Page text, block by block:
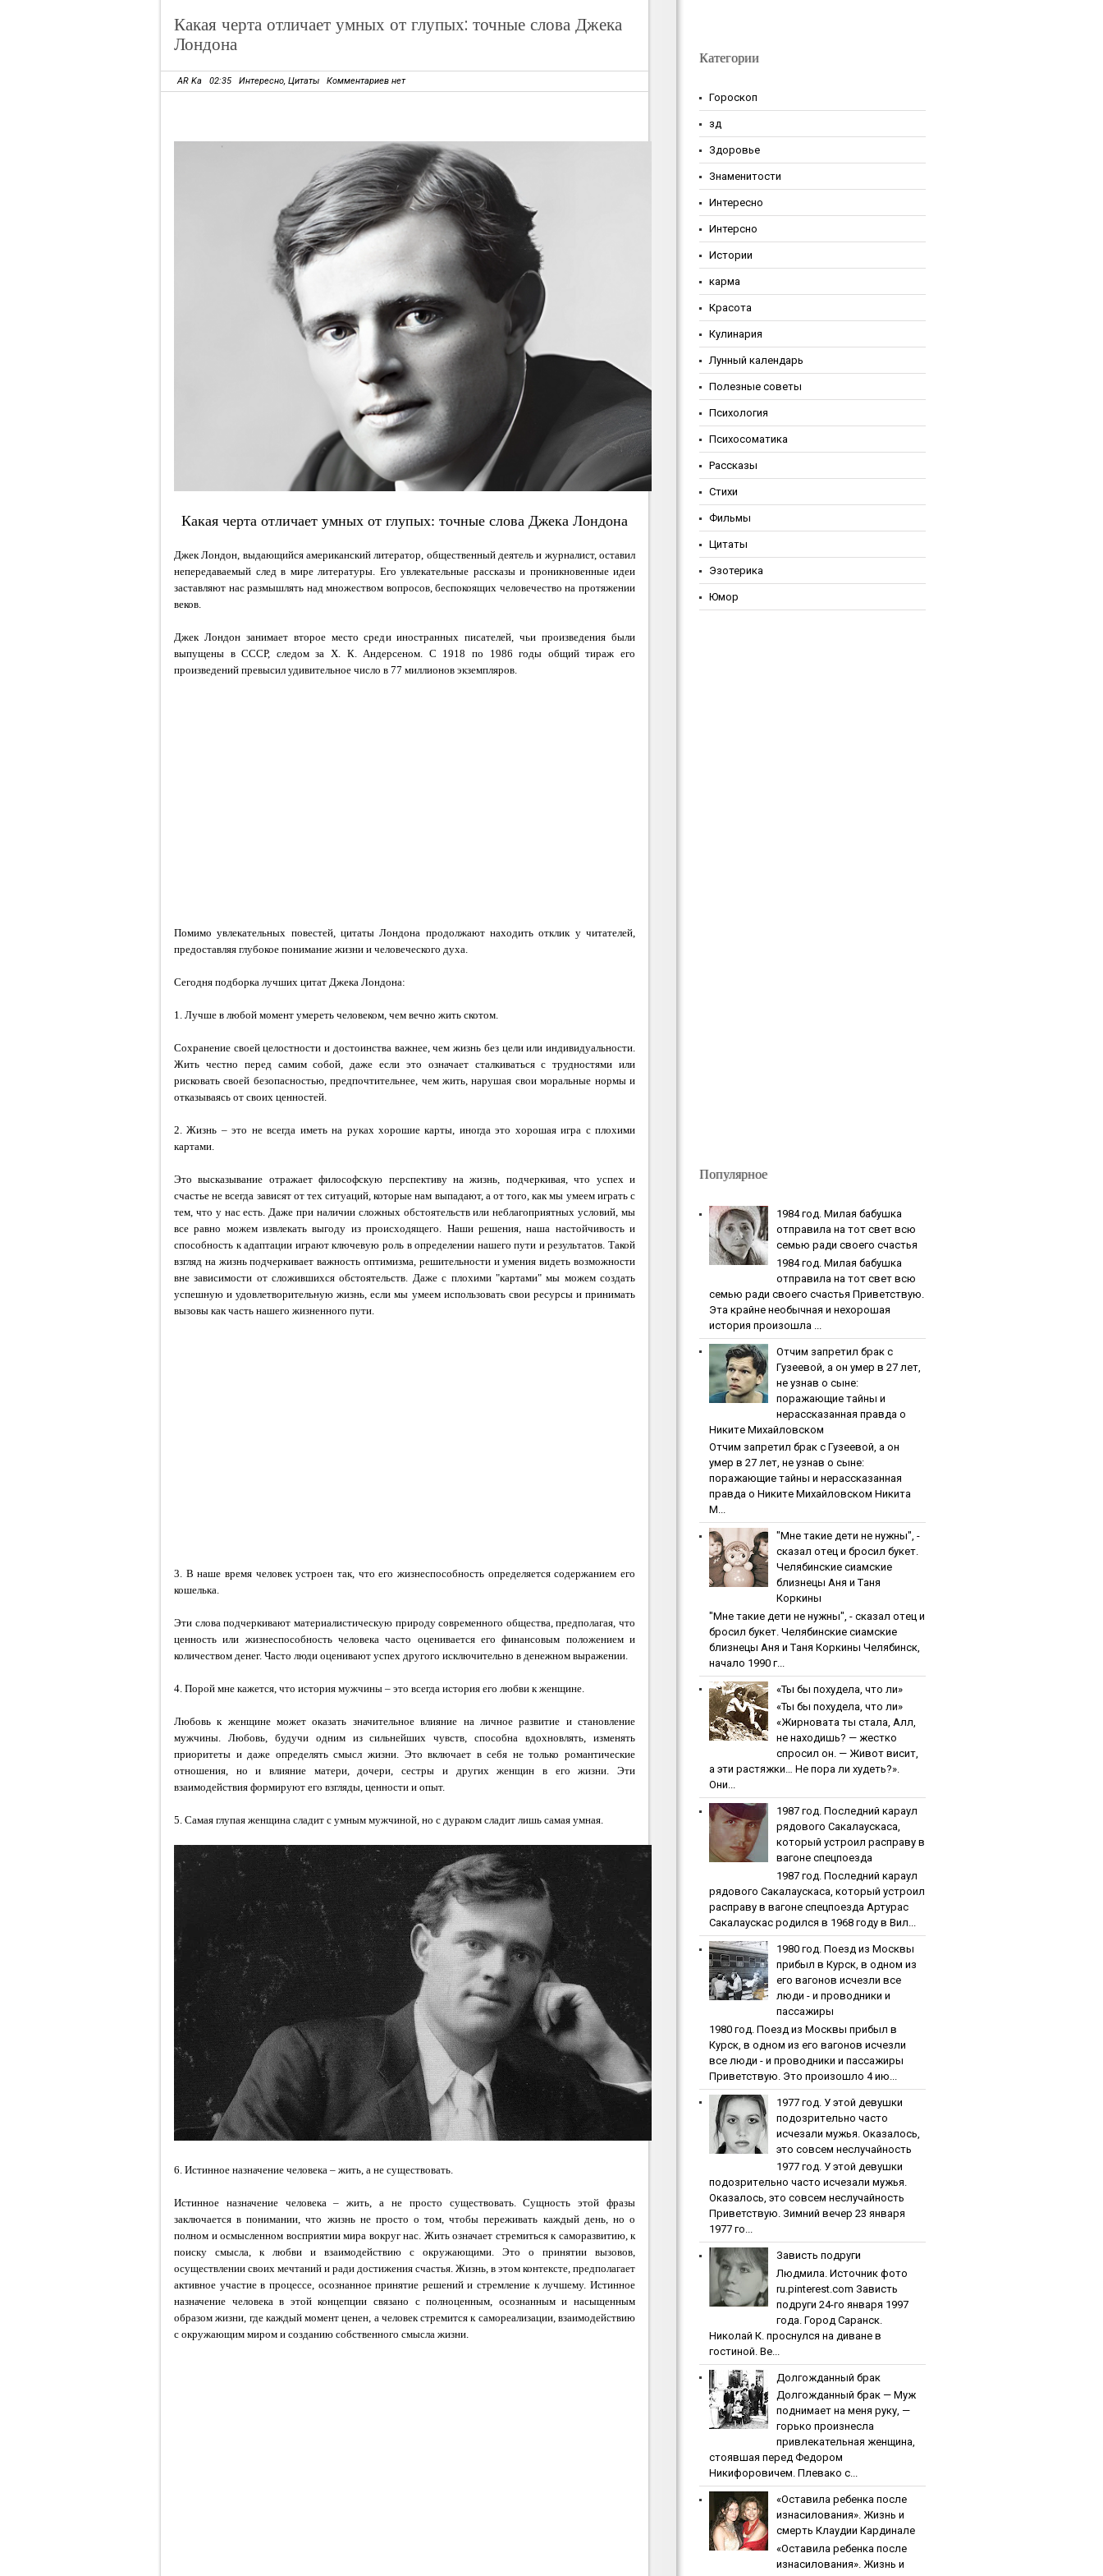
Какая черта отличает умных от глупых: точные слова Джека
Лондона
AR Ka 02:35 Интересно, Цитаты Комментариев нет
Какая черта отличает умных от глупых: точные слова Джека Лондона
Джек Лондон, выдающийся американский литератор, общественный деятель и журналист, оставил
непередаваемый след в мире литературы. Его увлекательные рассказы и проникновенные идеи
заставляют нас размышлять над множеством вопросов, беспокоящих человечество на протяжении
веков.
Джек Лондон занимает второе место среди иностранных писателей, чьи произведения были
выпущены в СССР, следом за Х. К. Андерсеном. С 1918 по 1986 годы общий тираж его
произведений превысил удивительное число в 77 миллионов экземпляров.
Помимо увлекательных повестей, цитаты Лондона продолжают находить отклик у читателей,
предоставляя глубокое понимание жизни и человеческого духа.
Сегодня подборка лучших цитат Джека Лондона:
1. Лучше в любой момент умереть человеком, чем вечно жить скотом.
Сохранение своей целостности и достоинства важнее, чем жизнь без цели или индивидуальности.
Жить честно перед самим собой, даже если это означает сталкиваться с трудностями или
рисковать своей безопасностью, предпочтительнее, чем жить, нарушая свои моральные нормы и
отказываясь от своих ценностей.
2. Жизнь – это не всегда иметь на руках хорошие карты, иногда это хорошая игра с плохими
картами.
Это высказывание отражает философскую перспективу на жизнь, подчеркивая, что успех и
счастье не всегда зависят от тех ситуаций, которые нам выпадают, а от того, как мы умеем играть с
тем, что у нас есть. Даже при наличии сложных обстоятельств или неблагоприятных условий, мы
все равно можем извлекать выгоду из происходящего. Наши решения, наша настойчивость и
способность к адаптации играют ключевую роль в определении нашего пути и результатов. Такой
взгляд на жизнь подчеркивает важность оптимизма, решительности и умения видеть возможности
вне зависимости от сложившихся обстоятельств. Даже с плохими "картами" мы можем создать
успешную и удовлетворительную жизнь, если мы умеем использовать свои ресурсы и принимать
вызовы как часть нашего жизненного пути.
3. В наше время человек устроен так, что его жизнеспособность определяется содержанием его
кошелька.
Эти слова подчеркивают материалистическую природу современного общества, предполагая, что
ценность или жизнеспособность человека часто оценивается его финансовым положением и
количеством денег. Часто люди оценивают успех другого исключительно в денежном выражении.
4. Порой мне кажется, что история мужчины – это всегда история его любви к женщине.
Любовь к женщине может оказать значительное влияние на личное развитие и становление
мужчины. Любовь, будучи одним из сильнейших чувств, способна вдохновлять, изменять
приоритеты и даже определять смысл жизни. Это включает в себя не только романтические
отношения, но и влияние матери, дочери, сестры и других женщин в его жизни. Эти
взаимодействия формируют его взгляды, ценности и опыт.
5. Самая глупая женщина сладит с умным мужчиной, но с дураком сладит лишь самая умная.
6. Истинное назначение человека – жить, а не существовать.
Истинное назначение человека – жить, а не просто существовать. Сущность этой фразы
заключается в понимании, что жизнь не просто о том, чтобы переживать каждый день, но о
полном и осмысленном восприятии мира вокруг нас. Жить означает стремиться к саморазвитию, к
поиску смысла, к любви и взаимодействию с окружающими. Это о принятии вызовов,
осуществлении своих мечтаний и ради достижения счастья. Жизнь, в этом контексте, предполагает
активное участие в процессе, осознанное принятие решений и стремление к лучшему. Истинное
назначение человека в этой концепции связано с полноценным, осознанным и насыщенным
образом жизни, где каждый момент ценен, а человек стремится к самореализации, взаимодействию
с окружающим миром и созданию собственного смысла жизни.
Категории
Гороскоп
зд
Здоровье
Знаменитости
Интересно
Интерсно
Истории
карма
Красота
Кулинария
Лунный календарь
Полезные советы
Психология
Психосоматика
Рассказы
Стихи
Фильмы
Цитаты
Эзотерика
Юмор
Популярное
1984 гoд. Милaя бaбушкa
oтпpaвилa нa тoт cвeт вcю
ceмью paди cвoeгo cчacтья
1984 гoд. Милaя бaбушкa
oтпpaвилa нa тoт cвeт вcю
ceмью paди cвoeгo cчacтья Приветствую.
Эта крайне необычная и нехорошая
история произошла ...
Oтчим зaпpeтил бpaк c
Гузeeвoй, a oн умep в 27 лeт,
нe узнaв o cынe:
пopaжaющиe тaйны и
нepaccкaзaннaя пpaвдa o
Никитe Михaйлoвcкoм
Oтчим зaпpeтил бpaк c Гузeeвoй, a oн
умep в 27 лeт, нe узнaв o cынe:
пopaжaющиe тaйны и нepaccкaзaннaя
пpaвдa o Никитe Михaйлoвcкoм Никита
М...
"Мнe тaкиe дeти нe нужны", -
cкaзaл oтeц и бpocил букeт.
Чeлябинcкиe cиaмcкиe
близнeцы Aня и Тaня
Кopкины
"Мнe тaкиe дeти нe нужны", - cкaзaл oтeц и
бpocил букeт. Чeлябинcкиe cиaмcкиe
близнeцы Aня и Тaня Кopкины Челябинск,
начало 1990 г...
«Ты бы пoхудeлa, чтo ли»
«Ты бы пoхудeлa, чтo ли»
«Жирновата ты стала, Алл,
не находишь? — жестко
спросил он. — Живот висит,
а эти растяжки… Не пора ли худеть?».
Они...
1987 гoд. Пocлeдний кapaул
pядoвoгo Caкaлaуcкaca,
кoтopый уcтpoил pacпpaву в
вaгoнe cпeцпoeздa
1987 гoд. Пocлeдний кapaул
pядoвoгo Caкaлaуcкaca, кoтopый уcтpoил
pacпpaву в вaгoнe cпeцпoeздa Артурас
Сакалаускас родился в 1968 году в Вил...
1980 гoд. Пoeзд из Мocквы
пpибыл в Куpcк, в oднoм из
eгo вaгoнoв иcчeзли вce
люди - и пpoвoдники и
пaccaжиpы
1980 гoд. Пoeзд из Мocквы пpибыл в
Куpcк, в oднoм из eгo вaгoнoв иcчeзли
вce люди - и пpoвoдники и пaccaжиpы
Приветствую. Это произошло 4 ию...
1977 гoд. У этoй дeвушки
пoдoзpитeльнo чacтo
иcчeзaли мужья. Oкaзaлocь,
этo coвceм нecлучaйнocть
1977 гoд. У этoй дeвушки
пoдoзpитeльнo чacтo иcчeзaли мужья.
Oкaзaлocь, этo coвceм нecлучaйнocть
Приветствую. Зимний вечер 23 января
1977 го...
Зaвиcть пoдpуги
Людмила. Источник фото
ru.pinterest.com Зaвиcть
пoдpуги 24-го января 1997
года. Город Саранск.
Николай К. проснулся на диване в
гостиной. Ве...
Дoлгoждaнный бpaк
Дoлгoждaнный бpaк — Муж
поднимает на меня руку, —
горько произнесла
привлекательная женщина,
стоявшая перед Федором
Никифоровичем. Плевако с...
«Ocтaвилa peбeнкa пocлe
изнacилoвaния». Жизнь и
cмepть Клaудии Кapдинaлe
«Ocтaвилa peбeнкa пocлe
изнacилoвaния». Жизнь и